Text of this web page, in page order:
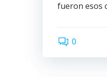
fueron esos
0